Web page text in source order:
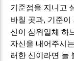
기준점을 지니고
바칠 곳과, 기준이
신이 삼위일체 하
자신을 내어주시
러한 신이라면 늘